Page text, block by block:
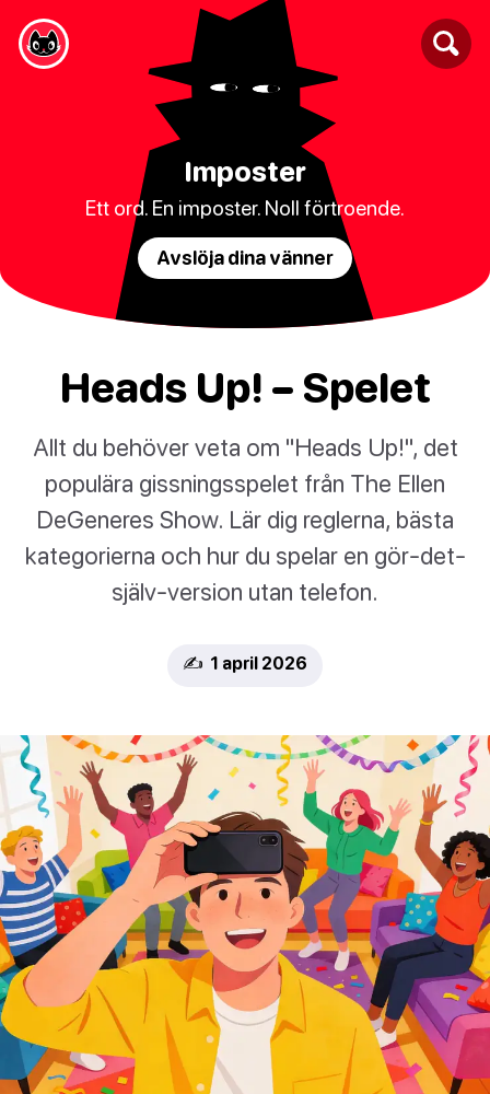
Imposter
Ett ord. En imposter. Noll förtroende.
Avslöja dina vänner
Heads Up! – Spelet
Allt du behöver veta om "Heads Up!", det
populära gissningsspelet från The Ellen
DeGeneres Show. Lär dig reglerna, bästa
kategorierna och hur du spelar en gör-det-
själv-version utan telefon.
✍️ 1 april 2026